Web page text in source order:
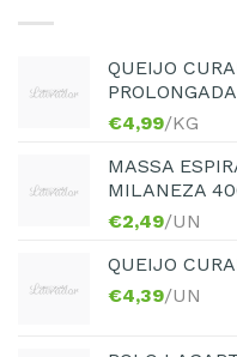
QUEIJO
€4,99/KG
MASSA
MILANEZA
€2,49/UN
QUEIJO
€4,39/UN